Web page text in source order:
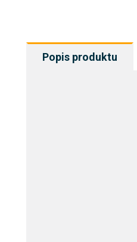
Popis produktu